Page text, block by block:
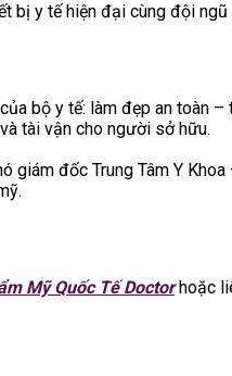
bị y tế hiện đại cùng đội
bộ y tế: làm đẹp an toàn –
tài vận cho người sở hữu.
giám đốc Trung Tâm Y
Mỹ Quốc Tế Doctorhoặc